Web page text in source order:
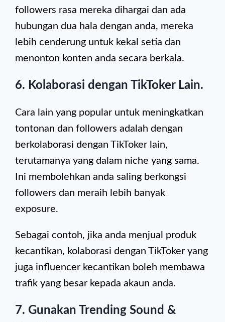
followers rasa mereka dihargai dan ada
hubungan dua hala dengan anda, mereka
lebih cenderung untuk kekal setia dan
menonton konten anda secara berkala.
6. Kolaborasi dengan TikToker Lain.
Cara lain yang popular untuk meningkatkan
tontonan dan followers adalah dengan
berkolaborasi dengan TikToker lain,
terutamanya yang dalam niche yang sama.
Ini membolehkan anda saling berkongsi
followers dan meraih lebih banyak
exposure.
Sebagai contoh, jika anda menjual produk
kecantikan, kolaborasi dengan TikToker yang
juga influencer kecantikan boleh membawa
trafik yang besar kepada akaun anda.
7. Gunakan Trending Sound &